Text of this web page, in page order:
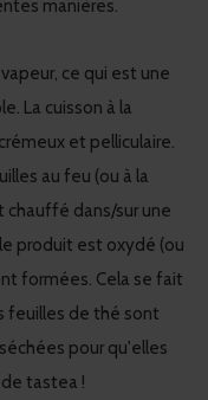
manières.
ce qui est une
La cuisson à la
et pelliculaire.
au feu (ou à la
dans/sur une
produit est oxydé (ou
formées. Cela se fait
feuilles de thé sont
pour qu'elles
tastea !